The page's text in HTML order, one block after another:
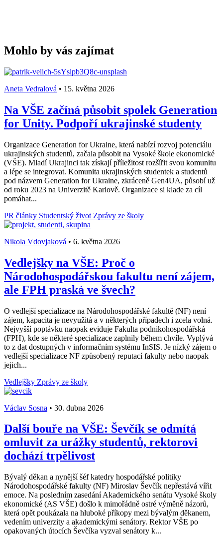
Mohlo by vás zajímat
Aneta Vedralová • 15. května 2026
Na VŠE začíná působit spolek Generation
for Unity. Podpoří ukrajinské studenty
Organizace Generation for Ukraine, která nabízí rozvoj potenciálu
ukrajinských studentů, začala působit na Vysoké škole ekonomické
(VŠE). Mladí Ukrajinci tak získají příležitost rozšířit svou komunitu
a lépe se integrovat. Komunita ukrajinských studentek a studentů
pod názvem Generation for Ukraine, zkráceně Gen4UA, působí už
od roku 2023 na Univerzitě Karlově. Organizace si klade za cíl
pomáhat...
PR články Studentský život Zprávy ze školy
Nikola Vdovjaková • 6. května 2026
Vedlejšky na VŠE: Proč o
Národohospodářskou fakultu není zájem,
ale FPH praská ve švech?
O vedlejší specializace na Národohospodářské fakultě (NF) není
zájem, kapacita je nevyužitá a v některých případech i zcela volná.
Nejvyšší poptávku naopak eviduje Fakulta podnikohospodářská
(FPH), kde se některé specializace zaplnily během chvíle. Vyplývá
to z dat dostupných v informačním systému InSIS. Je nízký zájem o
vedlejší specializace NF způsobený reputací fakulty nebo naopak
jejich...
Vedlejšky Zprávy ze školy
Václav Sosna • 30. dubna 2026
Další bouře na VŠE: Ševčík se odmítá
omluvit za urážky studentů, rektorovi
dochází trpělivost
Bývalý děkan a nynější šéf katedry hospodářské politiky
Národohospodářské fakulty (NF) Miroslav Ševčík nepřestává vířit
emoce. Na posledním zasedání Akademického senátu Vysoké školy
ekonomické (AS VŠE) došlo k mimořádně ostré výměně názorů,
která opět poukázala na hluboké příkopy mezi bývalým děkanem,
vedením univerzity a akademickými senátory. Rektor VŠE po
opakovaných útocích Ševčíka vyzval senátory k...